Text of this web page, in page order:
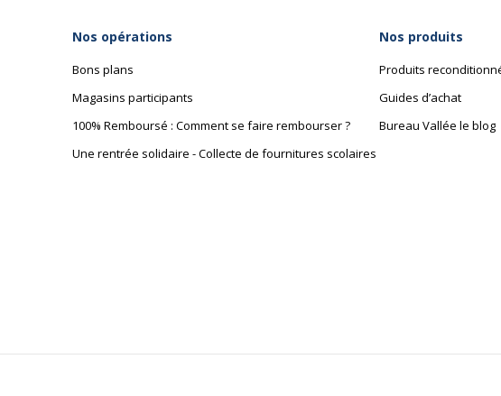
Nos opérations
Bons plans
Magasins participants
100% Remboursé : Comment se faire rembourser ?
Une rentrée solidaire - Collecte de fournitures scolaires
Nos produits
Produits
Guides d’achat
Bureau Vallée le blog